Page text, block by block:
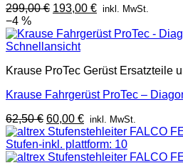
299,00€ Ursprünglicher
war:
299,00 €
193,00 €Aktueller
ist:
inkl. MwSt.
−4 %
Schnellansicht
Krause ProTec Gerüst Ersatzteile
Krause Fahrgerüst ProTec –
62,50€ Ursprünglicher
Preis
war:
62,50 €
60,00 €Aktueller
Preis
ist:
60,00 €.
inkl. MwSt.